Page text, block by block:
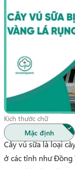
Kích thước chữ
Mặc định
Cây vú sữa là loại
ở các tỉnh như Đồng